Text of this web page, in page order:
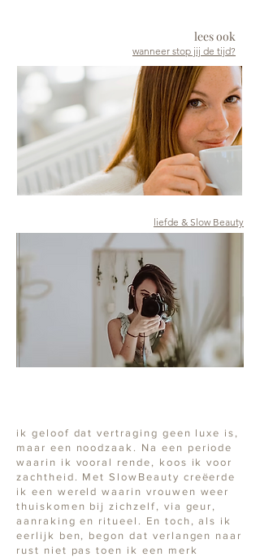
lees ook
wanneer stop jij de tijd?
liefde & Slow Beauty
ik geloof dat vertraging geen luxe is,
maar een noodzaak. Na een periode
waarin ik vooral rende, koos ik voor
zachtheid. Met SlowBeauty creëerde
ik een wereld waarin vrouwen weer
thuiskomen bij zichzelf, via geur,
aanraking en ritueel. En toch, als ik
eerlijk ben, begon dat verlangen naar
rust niet pas toen ik een merk